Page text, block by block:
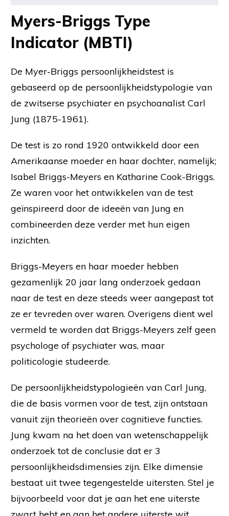
Myers-Briggs Type
Indicator (MBTI)
De Myer-Briggs persoonlijkheidstest is
gebaseerd op de persoonlijkheidstypologie van
de zwitserse psychiater en psychoanalist Carl
Jung (1875-1961).
De test is zo rond 1920 ontwikkeld door een
Amerikaanse moeder en haar dochter, namelijk;
Isabel Briggs-Meyers en Katharine Cook-Briggs.
Ze waren voor het ontwikkelen van de test
geïnspireerd door de ideeën van Jung en
combineerden deze verder met hun eigen
inzichten.
Briggs-Meyers en haar moeder hebben
gezamenlijk 20 jaar lang onderzoek gedaan
naar de test en deze steeds weer aangepast tot
ze er tevreden over waren. Overigens dient wel
vermeld te worden dat Briggs-Meyers zelf geen
psychologe of psychiater was, maar
politicologie studeerde.
De persoonlijkheidstypologieën van Carl Jung,
die de basis vormen voor de test, zijn ontstaan
vanuit zijn theorieën over cognitieve functies.
Jung kwam na het doen van wetenschappelijk
onderzoek tot de conclusie dat er 3
persoonlijkheidsdimensies zijn. Elke dimensie
bestaat uit twee tegengestelde uitersten. Stel je
bijvoorbeeld voor dat je aan het ene uiterste